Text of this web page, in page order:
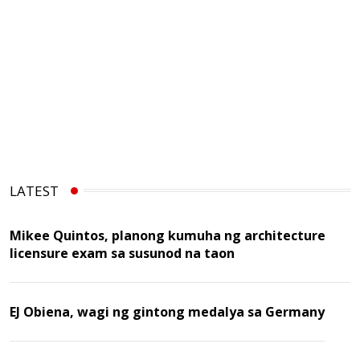
LATEST
Mikee Quintos, planong kumuha ng architecture
licensure exam sa susunod na taon
EJ Obiena, wagi ng gintong medalya sa Germany